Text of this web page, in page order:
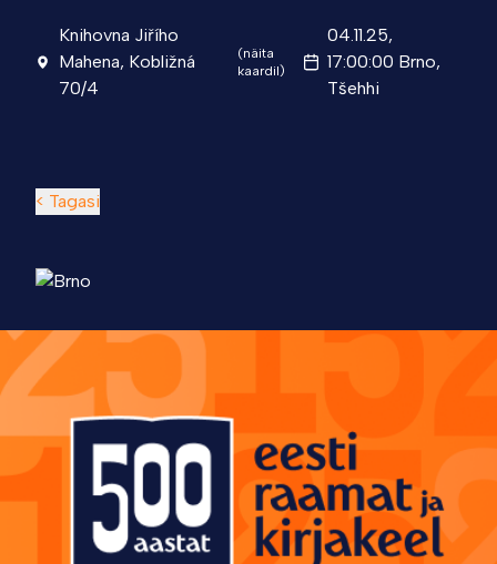
Knihovna Jiřího
Mahena, Kobližná
70/4
(näita
kaardil)
04.11.25,
17:00:00 Brno,
Tšehhi
< Tagasi